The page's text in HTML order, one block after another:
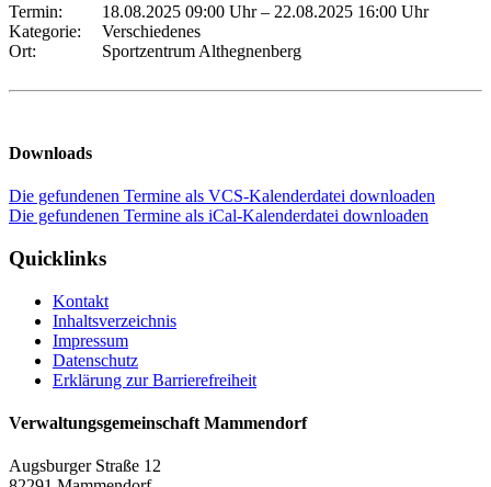
Termin:
18.08.2025 09:00 Uhr– 22.08.2025 16:00 Uhr
Kategorie:
Verschiedenes
Ort:
Sportzentrum Althegnenberg
Downloads
Die gefundenen Termine als VCS-Kalenderdatei downloaden
Die gefundenen Termine als iCal-Kalenderdatei downloaden
Quicklinks
Kontakt
Inhaltsverzeichnis
Impressum
Datenschutz
Erklärung zur Barrierefreiheit
Verwaltungsgemeinschaft Mammendorf
Augsburger Straße 12